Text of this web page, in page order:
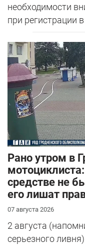
необходимости
при регистрации
Рано утром в
средстве не
его лишат
07 августа 2026
2 августа
серьезного